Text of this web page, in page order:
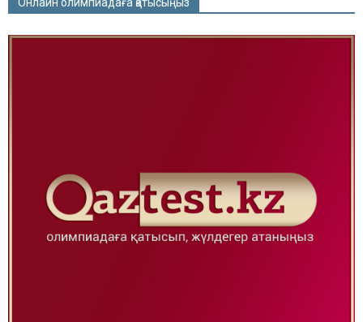
Онлайн олимпиадаға қатысыңыз